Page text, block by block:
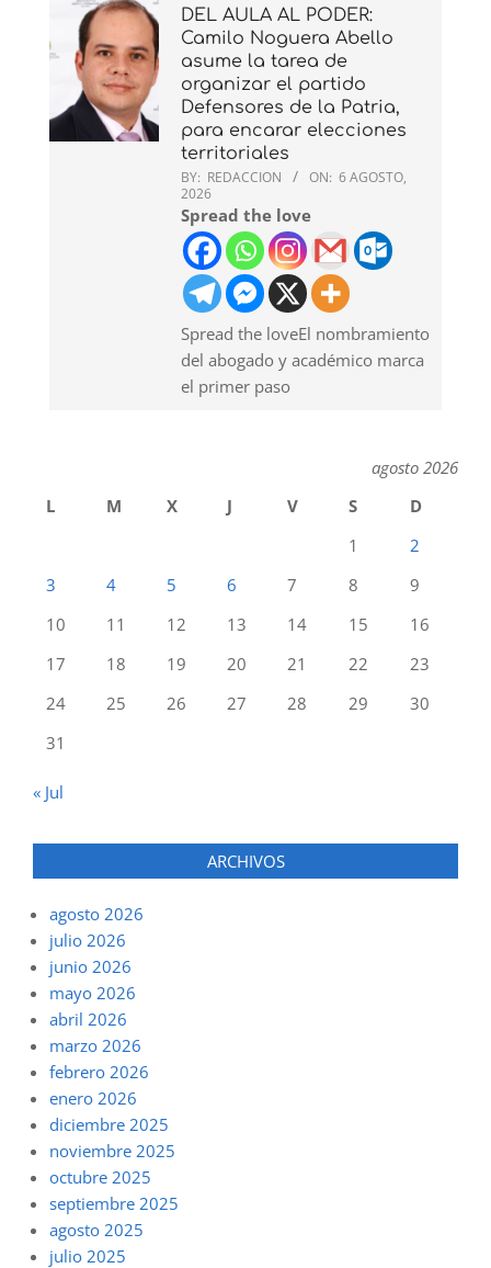
DEL AULA AL PODER:
Camilo Noguera Abello
asume la tarea de
organizar el partido
Defensores de la Patria,
para encarar elecciones
territoriales
BY: REDACCION ON: 6 AGOSTO,
2026
Spread the love
Spread the loveEl nombramiento
del abogado y académico marca
el primer paso
agosto 2026
L
M X J V S
D
1
2
3
4 5 6 7 8
9
10
11 12 13 14 15
16
17
18 19 20 21 22
23
24
25 26 27 28 29
30
31
« Jul
ARCHIVOS
agosto 2026
julio 2026
junio 2026
mayo 2026
abril 2026
marzo 2026
febrero 2026
enero 2026
diciembre 2025
noviembre 2025
octubre 2025
septiembre 2025
agosto 2025
julio 2025